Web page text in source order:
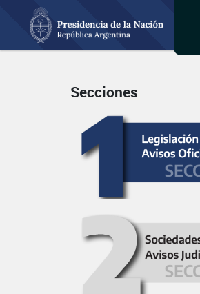
Secciones